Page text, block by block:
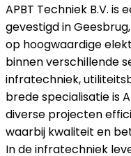
APBT Techniek B.V.
gevestigd in
op hoogwaardige
binnen verschillende
infratechniek,
brede specialisatie is
diverse projecten
waarbij kwaliteit en
In de infratechniek